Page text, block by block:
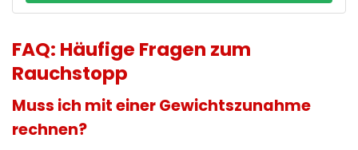
FAQ: Häufige Fragen zum
Rauchstopp
Muss ich mit einer Gewichtszunahme
rechnen?